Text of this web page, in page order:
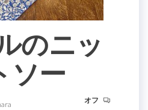
のニッ
ソー
オフ